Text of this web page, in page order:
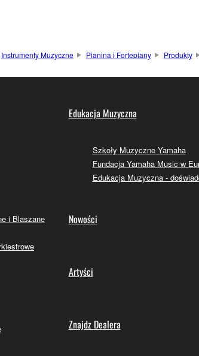
Instrumenty Muzyczne Pianina i Fortepiany Produkty
i Blaszane
Edukacja Muzyczna
Szkoły Muzyczne Yamaha
Fundacja Yamaha Music w
Edukacja Muzyczna -
Nowości
Artyści
Znajdz Dealera